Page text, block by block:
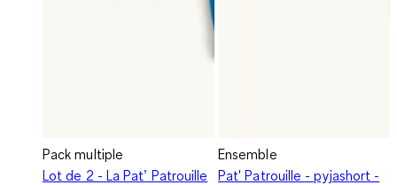
Pack multiple
Lot de 2 - La Pat’ Patrouille
Ensemble
Pat' Patrouille - pyjashort -